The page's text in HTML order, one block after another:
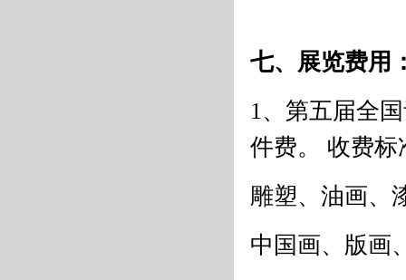
七、展览费用
1、第五届全
件费。 收费
雕塑、油画、
中国画、版画